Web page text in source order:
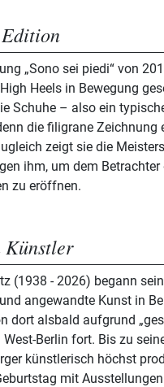
„Sono sei piedi“ von
Heels in Bewegung
Schuhe – also ein
die filigrane
zeigt sie die
ihm, um dem
zu eröffnen.
Künstler
(1938 - 2026) begann
angewandte Kunst in
dort alsbald aufgrund
West-Berlin fort. Bis zu
künstlerisch höchst
mit